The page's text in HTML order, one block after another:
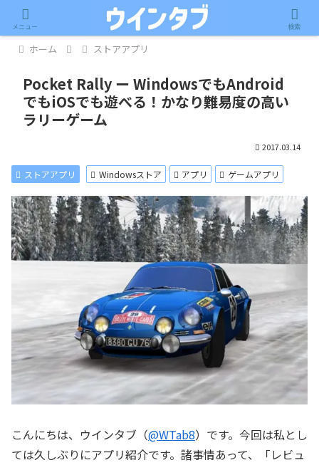
記事内に広告が含まれています。
ホーム ストアアプリ
Pocket Rally ー WindowsでもAndroid
でもiOSでも遊べる！かなり難易度の高い
ラリーゲーム
2017.03.14
ストアアプリ Windowsストア アプリ ゲームアプリ
こんにちは、ウインタブ（@WTab8）です。今回は私とし
ては久しぶりにアプリ紹介です。諸事情あって、「レビュ
メニュー 検索